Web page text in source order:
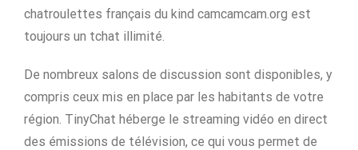
chatroulettes français du kind camcamcam.org est
toujours un tchat illimité.
De nombreux salons de discussion sont disponibles, y
compris ceux mis en place par les habitants de votre
région. TinyChat héberge le streaming vidéo en direct
des émissions de télévision, ce qui vous permet de